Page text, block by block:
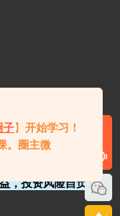
，投资风险自负。
子】开始学习！
圈主微